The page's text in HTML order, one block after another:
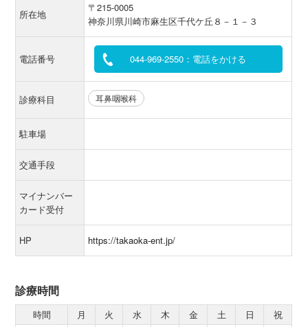
所在地
〒215-0005
神奈川県川崎市麻生区千代ケ丘８－１－３
電話番号 044-969-2550：電話をかける
診療科目 耳鼻咽喉科
駐車場
交通手段
マイナンバー
カード受付
HP https://takaoka-ent.jp/
診療時間
時間 月 火 水 木 金 土 日
祝